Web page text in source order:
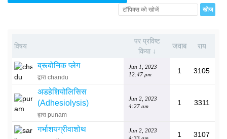
विषय
पर प्रविष्ट
किया ↓
जवाब राय
ब्रूबोनिक प्लेग
द्वारा chandu
Jun 1, 2023
12:47 pm
1 3105
अडहेशियोलिसिस
(Adhesiolysis)
द्वारा punam
Jun 2, 2023
4:27 am
1 3311
गर्भाशयग्रीवाशोथ
Jun 2, 2023
1 3107